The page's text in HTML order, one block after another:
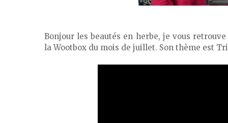
Bonjour les beautés en herbe, je vous
la Wootbox du mois de juillet. Son thème est